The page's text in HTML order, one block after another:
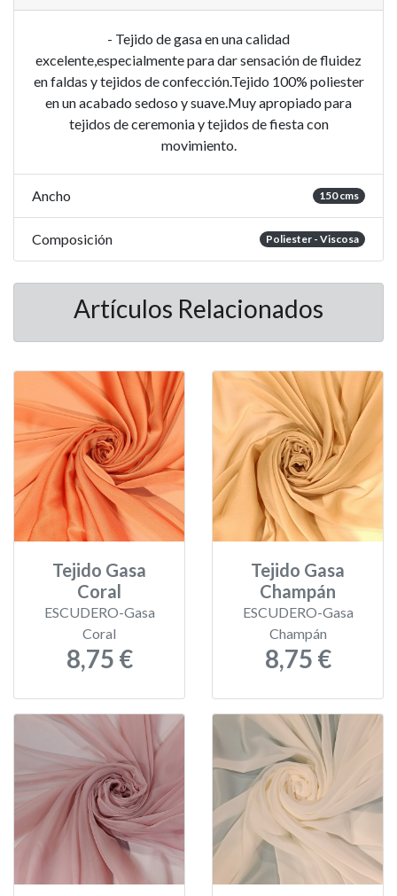
- Tejido de gasa en una calidad
excelente,especialmente para dar sensación de fluidez
en faldas y tejidos de confección.Tejido 100% poliester
en un acabado sedoso y suave.Muy apropiado para
tejidos de ceremonia y tejidos de fiesta con
movimiento.
Ancho 150 cms
Composición Poliester - Viscosa
Artículos Relacionados
Tejido Gasa
Coral
ESCUDERO-Gasa
Coral
8,75 €
Tejido Gasa
Champán
ESCUDERO-Gasa
Champán
8,75 €